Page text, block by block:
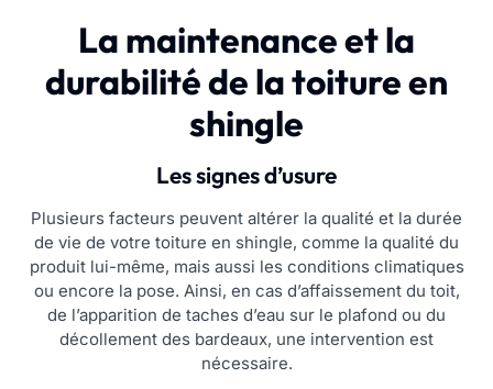
La maintenance et la
durabilité de la toiture en
shingle
Les signes d’usure
Plusieurs facteurs peuvent altérer la qualité et la durée
de vie de votre toiture en shingle, comme la qualité du
produit lui-même, mais aussi les conditions climatiques
ou encore la pose. Ainsi, en cas d’affaissement du toit,
de l’apparition de taches d’eau sur le plafond ou du
décollement des bardeaux, une intervention est
nécessaire.